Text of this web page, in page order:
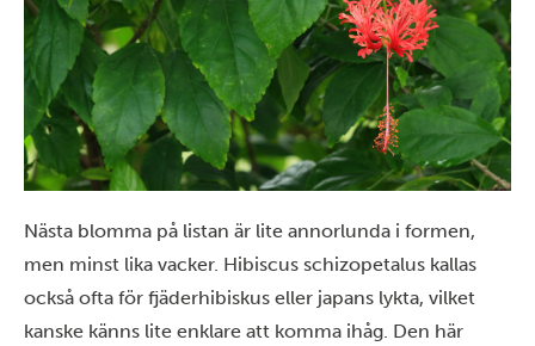
Nästa blomma på listan är lite annorlunda i formen,
men minst lika vacker. Hibiscus schizopetalus kallas
också ofta för fjäderhibiskus eller japans lykta, vilket
kanske känns lite enklare att komma ihåg. Den här